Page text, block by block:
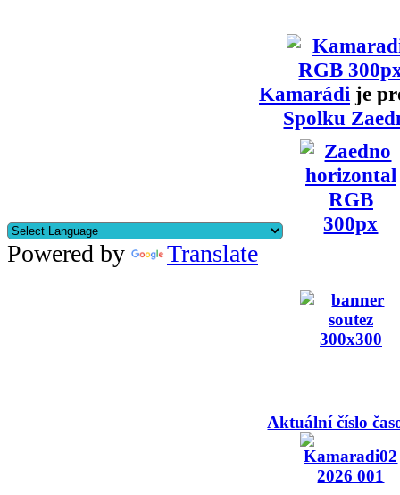
Kamarádi je
Spolku
Powered by Translate
Aktuální číslo